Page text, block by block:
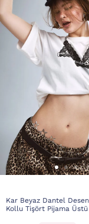
Kar Beyaz Dantel
Kollu Tişört Pijama Üstü